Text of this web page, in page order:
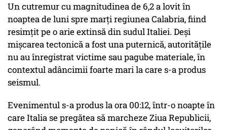
Un cutremur cu magnitudinea de 6,2 a lovit în
noaptea de luni spre marți regiunea Calabria, fiind
resimțit pe o arie extinsă din sudul Italiei. Deși
mișcarea tectonică a fost una puternică, autoritățile
nu au înregistrat victime sau pagube materiale, în
contextul adâncimii foarte mari la care s-a produs
seismul.
Evenimentul s-a produs la ora 00:12, într-o noapte în
care Italia se pregătea să marcheze Ziua Republicii,